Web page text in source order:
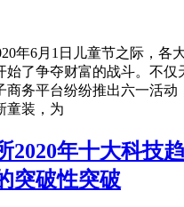
年6月1日儿童节之际，各
始了争夺财富的战斗。不仅
商务平台纷纷推出六一活动
童装，为
2020年十大科技
突破性突破